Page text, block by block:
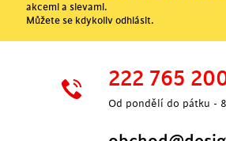
akcemi a slevami.
Můžete se kdykoliv odhlásit.
222 765
Od pondělí do pátku -